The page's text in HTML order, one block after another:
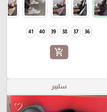
36
37
38
39
40
41
add_shopping_cart
سليبر
favorite_border